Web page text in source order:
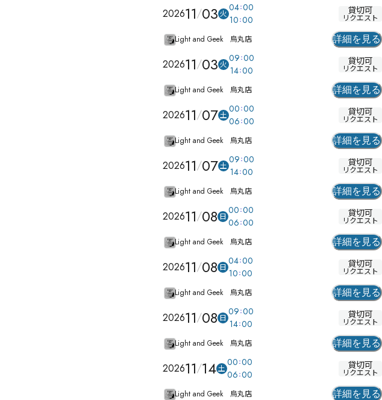
202611 03 火
04 00
10 00
貸切可
リクエスト
Light and Geek 烏丸店
詳細を見る
202611 03 火
09 00
14 00
貸切可
リクエスト
Light and Geek 烏丸店
詳細を見る
202611 07土
00 00
06 00
貸切可
リクエスト
Light and Geek 烏丸店
詳細を見る
202611 07土
09 00
14 00
貸切可
リクエスト
Light and Geek 烏丸店
詳細を見る
202611 08 日
00 00
06 00
貸切可
リクエスト
Light and Geek 烏丸店
詳細を見る
202611 08 日
04 00
10 00
貸切可
リクエスト
Light and Geek 烏丸店
詳細を見る
202611 08 日
09 00
14 00
貸切可
リクエスト
Light and Geek 烏丸店
詳細を見る
202611 14土
00 00
06 00
貸切可
リクエスト
Light and Geek 烏丸店
詳細を見る